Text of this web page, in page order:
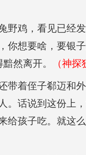
野鸡，看见已经
你想要啥，要银
然离开。
（神
着侄子郗迈和
。话说到这份上
给孩子吃。就这